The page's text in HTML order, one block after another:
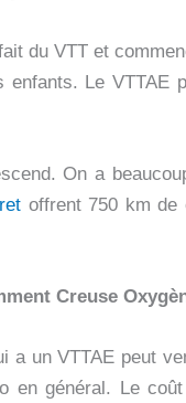
du VTT et
Le
On a
offrent 750 km de
Creuse
a un VTTAE peut
général. Le